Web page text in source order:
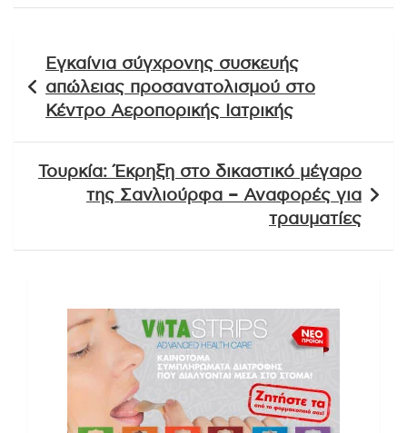
άρθρων
Εγκαίνια σύγχρονης συσκευής
απώλειας προσανατολισμού στο
Κέντρο Αεροπορικής Ιατρικής
Τουρκία: Έκρηξη στο δικαστικό μέγαρο
της Σανλιούρφα – Αναφορές για
τραυματίες